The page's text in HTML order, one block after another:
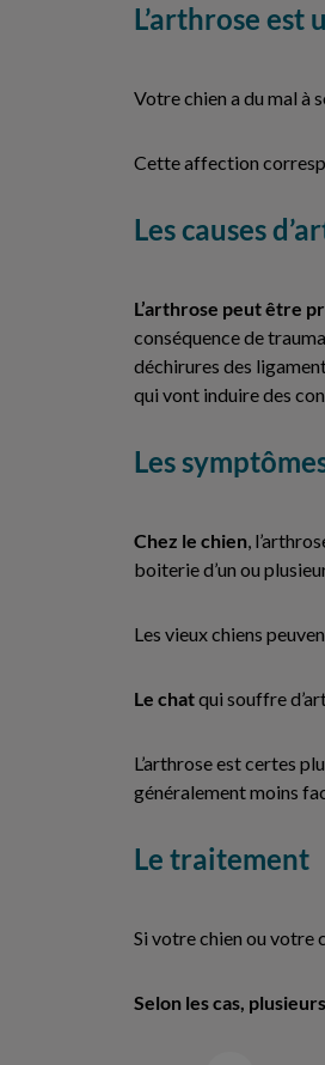
L’arthrose est
Votre chien a du mal à
Cette affection
Les causes
L’arthrose peut être
conséquence de
déchirures des
qui vont induire des
Les
Chez le chien,
boiterie d’un ou
Les vieux chiens
Le chatqui souffre
L’arthrose est certes
généralement moins
Le traitement
Si votre chien ou votre
Selon les cas,